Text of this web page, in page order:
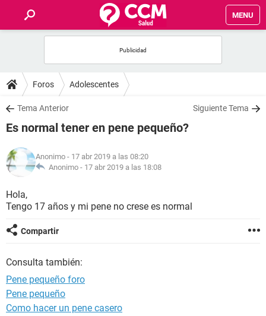
MENU
FOROS
SALUD
NUTRICIÓN
BIENESTAR
SEXUALIDAD
GLOSARIO
Foros Adolescentes
Tema Anterior Siguiente Tema
Es normal tener en pene pequeño?
Anonimo - 17 abr 2019 a las 08:20
Anonimo - 17 abr 2019 a las 18:08
Hola,
Tengo 17 años y mi pene no crese es normal
Compartir
Consulta también:
Pene pequeño foro
Pene pequeño
Como hacer un pene casero